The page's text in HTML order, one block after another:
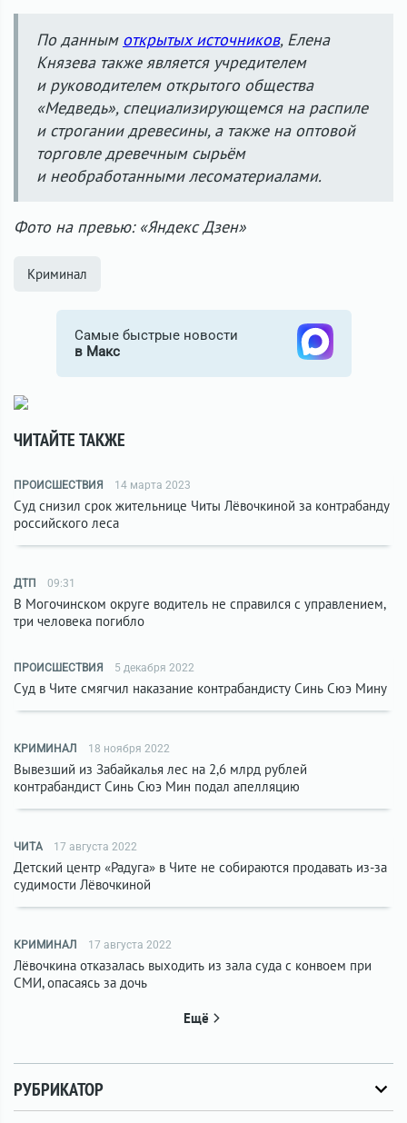
По данным открытых источников, Елена
Князева также является учредителем
и руководителем открытого общества
«Медведь», специализирующемся на распиле
и строгании древесины, а также на оптовой
торговле древечным сырьём
и необработанными лесоматериалами.
Фото на превью: «Яндекс Дзен»
Криминал
Самые быстрые новости
в Макс
ЧИТАЙТЕ ТАКЖЕ
ПРОИСШЕСТВИЯ 14 марта 2023
Суд снизил срок жительнице Читы Лёвочкиной за контрабанду
российского леса
ДТП 09:31
В Могочинском округе водитель не справился с управлением,
три человека погибло
ПРОИСШЕСТВИЯ 5 декабря 2022
Суд в Чите смягчил наказание контрабандисту Синь Сюэ Мину
КРИМИНАЛ 18 ноября 2022
Вывезший из Забайкалья лес на 2,6 млрд рублей
контрабандист Синь Сюэ Мин подал апелляцию
ЧИТА 17 августа 2022
Детский центр «Радуга» в Чите не собираются продавать из-за
судимости Лёвочкиной
КРИМИНАЛ 17 августа 2022
Лёвочкина отказалась выходить из зала суда с конвоем при
СМИ, опасаясь за дочь
Ещё
РУБРИКАТОР